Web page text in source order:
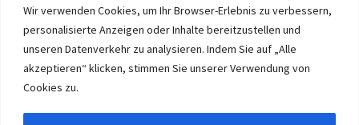
Wir verwenden Cookies, um Ihr Browser-Erlebnis zu verbessern,
personalisierte Anzeigen oder Inhalte bereitzustellen und
unseren Datenverkehr zu analysieren. Indem Sie auf „Alle
akzeptieren“ klicken, stimmen Sie unserer Verwendung von
Cookies zu.
© 2026 Eruon Trade UG, Germany, member of the ERUON